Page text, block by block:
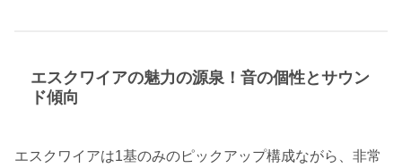
エスクワイアの魅力の源泉！音の個性とサウン
ド傾向
エスクワイアは1基のみのピックアップ構成ながら、非常